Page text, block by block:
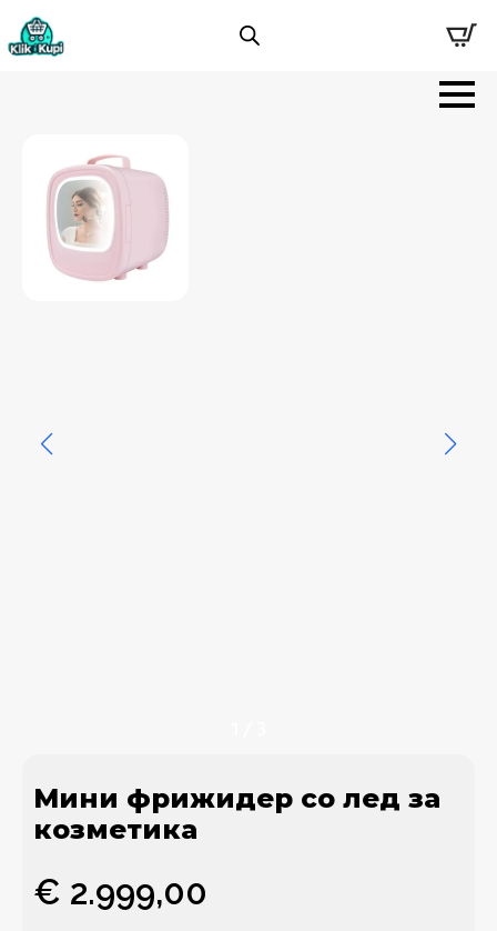
Мини фрижидер со лед за
козметика
€ 2.999,00